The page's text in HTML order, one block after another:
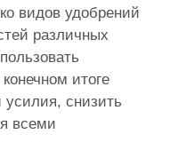
видов удобрений
различных
итоге
усилия, снизить
всеми